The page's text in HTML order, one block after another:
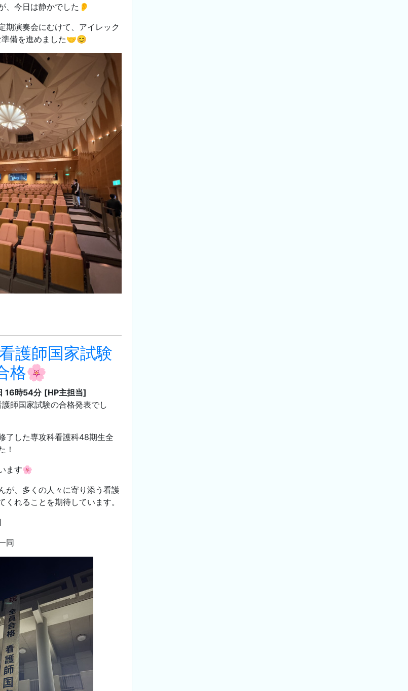
、今日は静かでした👂
期演奏会にむけて、アイレック
準備を進めました🤝😊
護師国家試験
格🌸
16時54分 [HP主担当]
師国家試験の合格発表でし
了した専攻科看護科48期生全
！
ます🌸
が、多くの人々に寄り添う看護
くれることを期待しています。
同